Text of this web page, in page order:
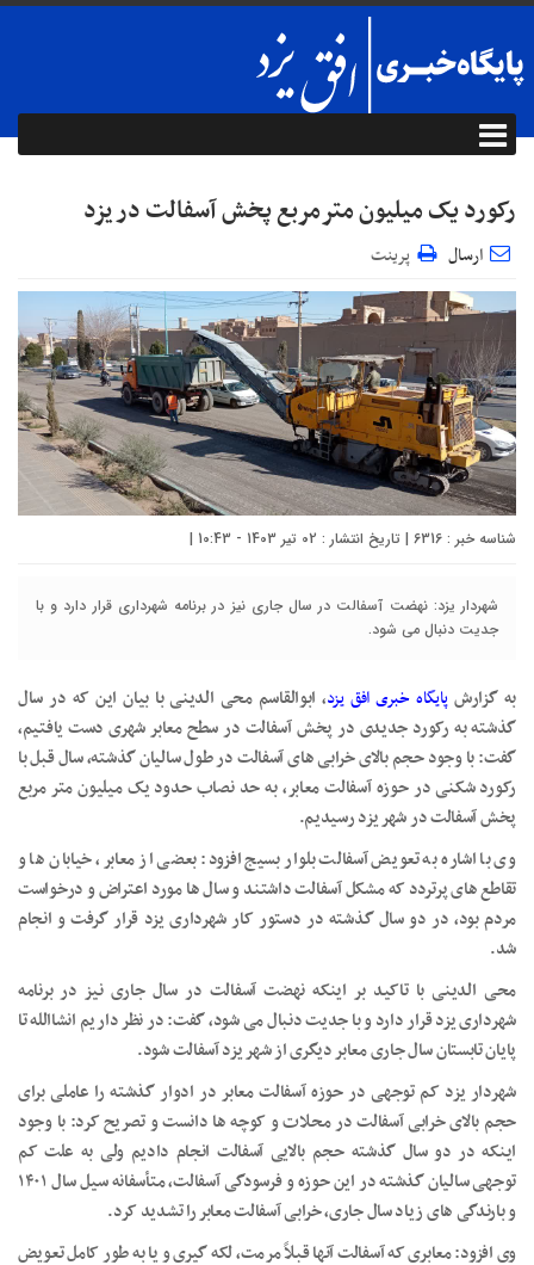
رکورد یک میلیون مترمربع پخش آسفالت در یزد
ارسال پرینت
شناسه خبر : 6316 | تاریخ انتشار : 02 تیر 1403 - 10:43 |
شهردار یزد: نهضت آسفالت در سال جاری نیز در برنامه شهرداری قرار دارد و با
جدیت دنبال می شود.
به گزارش پایگاه خبری افق یزد، ابوالقاسم محی الدینی با بیان این که در سال
گذشته به رکورد جدیدی در پخش آسفالت در سطح معابر شهری دست یافتیم،
گفت: با وجود حجم بالای خرابی های آسفالت در طول سالیان گذشته، سال قبل با
رکورد شکنی در حوزه آسفالت معابر، به حد نصاب حدود یک میلیون متر مربع
پخش آسفالت در شهر یزد رسیدیم.
وی با اشاره به تعویض آسفالت بلوار بسیج افزود: بعضی از معابر، خیابان ها و
تقاطع های پرتردد که مشکل آسفالت داشتند و سال ها مورد اعتراض و درخواست
مردم بود، در دو سال گذشته در دستور کار شهرداری یزد قرار گرفت و انجام
شد.
محی الدینی با تاکید بر اینکه نهضت آسفالت در سال جاری نیز در برنامه
شهرداری یزد قرار دارد و با جدیت دنبال می شود، گفت: در نظر داریم انشاالله تا
پایان تابستان سال جاری معابر دیگری از شهر یزد آسفالت شود.
شهردار یزد کم توجهی در حوزه آسفالت معابر در ادوار گذشته را عاملی برای
حجم بالای خرابی آسفالت در محلات و کوچه ها دانست و تصریح کرد: با وجود
اینکه در دو سال گذشته حجم بالایی آسفالت انجام دادیم ولی به علت کم
توجهی سالیان گذشته در این حوزه و فرسودگی آسفالت، متأسفانه سیل سال ۱۴۰۱
و بارندگی های زیاد سال جاری، خرابی آسفالت معابر را تشدید کرد.
وی افزود: معابری که آسفالت آنها قبلاً مرمت، لکه گیری و یا به طور کامل تعویض